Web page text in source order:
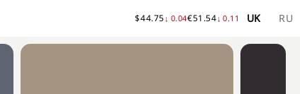
$44.75↓ 0.04€51.54↓ 0.11 UK RU